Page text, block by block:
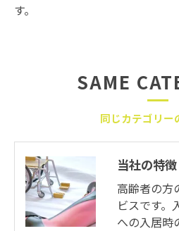
す。
同じカテゴリー
SAME
当社の特徴
高齢者の方
ビスです。
への入居